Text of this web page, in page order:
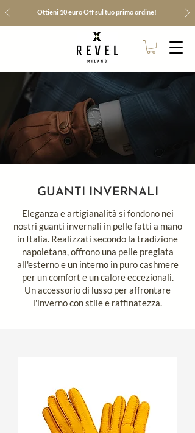
Ottieni 10 euro Off sul tuo primo ordine!
GUANTI INVERNALI
Eleganza e artigianalità si fondono nei
nostri guanti invernali in pelle fatti a mano
in Italia. Realizzati secondo la tradizione
napoletana, offrono una pelle pregiata
all'esterno e un interno in puro cashmere
per un comfort e un calore eccezionali.
Un accessorio di lusso per affrontare
l'inverno con stile e raffinatezza.